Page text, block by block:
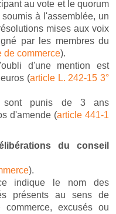
au vote et le quorum
à l'assemblée, un
mises aux voix
par les membres du
de commerce).
d'une mention est
(article L. 242-15 3°
punis de 3 ans
d'amende (article 441-1
du conseil
).
indique le nom des
présents au sens de
excusés ou